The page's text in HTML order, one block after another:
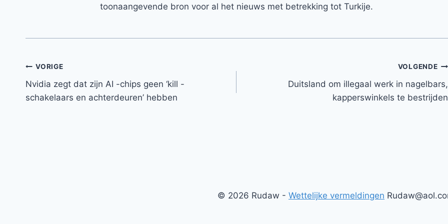
toonaangevende bron voor al het nieuws met betrekking tot Turkije.
Bericht
navigatie
VORIGE
Nvidia zegt dat zijn AI -chips geen ‘kill -
schakelaars en achterdeuren’ hebben
VOLGENDE
Duitsland om illegaal werk in nagelbars,
kapperswinkels te bestrijden
© 2026 Rudaw - Wettelijke vermeldingen